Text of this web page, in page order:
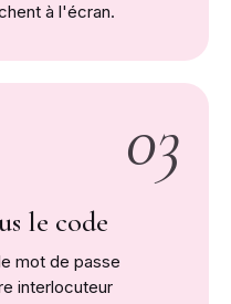
à l'écran.
03
le code
mot de passe
interlocuteur